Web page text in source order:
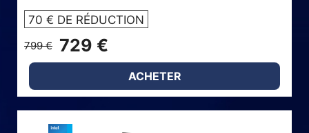
70 € DE RÉDUCTION
799 € 729 €
ACHETER